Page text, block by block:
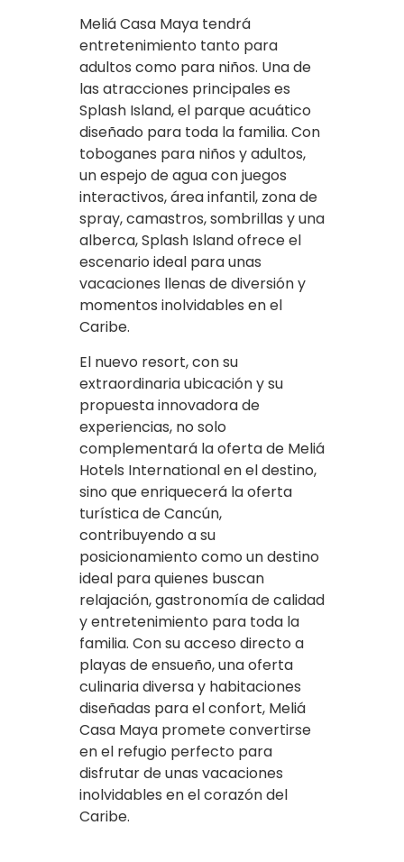
Meliá Casa Maya tendrá
entretenimiento tanto para
adultos como para niños. Una de
las atracciones principales es
Splash Island, el parque acuático
diseñado para toda la familia. Con
toboganes para niños y adultos,
un espejo de agua con juegos
interactivos, área infantil, zona de
spray, camastros, sombrillas y una
alberca, Splash Island ofrece el
escenario ideal para unas
vacaciones llenas de diversión y
momentos inolvidables en el
Caribe.
El nuevo resort, con su
extraordinaria ubicación y su
propuesta innovadora de
experiencias, no solo
complementará la oferta de Meliá
Hotels International en el destino,
sino que enriquecerá la oferta
turística de Cancún,
contribuyendo a su
posicionamiento como un destino
ideal para quienes buscan
relajación, gastronomía de calidad
y entretenimiento para toda la
familia. Con su acceso directo a
playas de ensueño, una oferta
culinaria diversa y habitaciones
diseñadas para el confort, Meliá
Casa Maya promete convertirse
en el refugio perfecto para
disfrutar de unas vacaciones
inolvidables en el corazón del
Caribe.